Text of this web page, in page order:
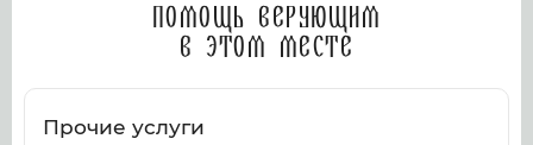
Помощь верующим
в этом месте
Прочие услуги